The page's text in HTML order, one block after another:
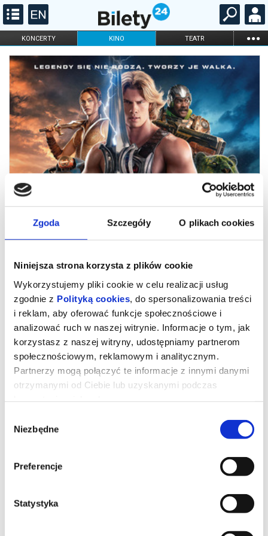
Zgoda Szczegóły O plikach cookies
Niniejsza strona korzysta z plików cookie
Wykorzystujemy pliki cookie w celu realizacji usług
zgodnie z Polityką cookies , do spersonalizowania treści
i reklam, aby oferować funkcje społecznościowe i
analizować ruch w naszej witrynie. Informacje o tym, jak
korzystasz z naszej witryny, udostępniamy partnerom
społecznościowym, reklamowym i analitycznym.
Partnerzy mogą połączyć te informacje z innymi danymi
otrzymanymi od Ciebie lub uzyskanymi podczas
zgody
Niezbędne
Preferencje
Statystyka
KONCERTY KINO TEATR ...
FILHARMONIA OPERA I BALET
DLA DZIECI
ONLINE
Władcy wszechświata dubbing
*******